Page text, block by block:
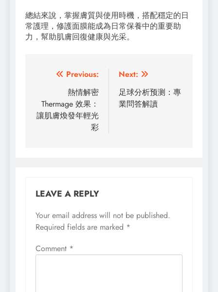
總結來說，掌握膚質與使用時機，搭配穩定的日
常護理，修護面膜能成為日常保養中的重要助
力，幫助肌膚回復健康與光采。
Post
navigation
Previous:
熱情解密
Thermage 效果：
讓肌膚煥發年輕光
彩
Next:
足球分析预测：專
業問答解讀
LEAVE A REPLY
Your email address will not be published.
Required fields are marked *
Comment *